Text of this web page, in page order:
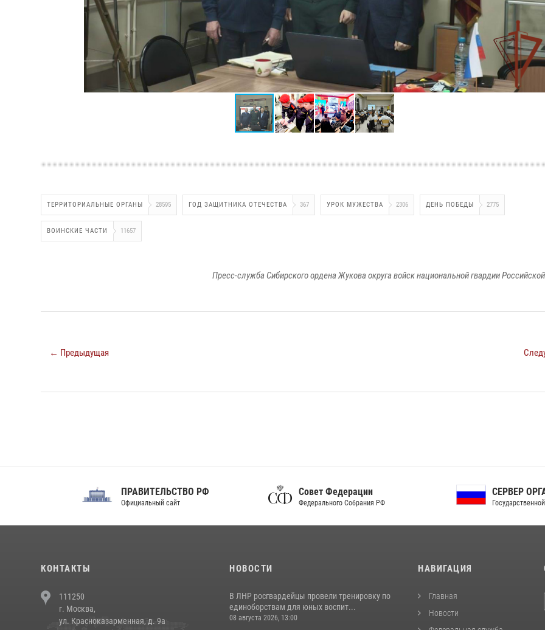
ТЕРРИТОРИАЛЬНЫЕ ОРГАНЫ 28595 ГОД ЗАЩИТНИКА ОТЕЧЕСТВА 367 УРОК МУЖЕСТВА 2306 ДЕНЬ ПОБЕДЫ 2775
ВОИНСКИЕ ЧАСТИ 11657
Пресс-служба Сибирского ордена Жукова округа войск национальной гвардии
← Предыдущая
ПРАВИТЕЛЬСТВО РФ
Официальный сайт
Совет Федерации
Федерального Собрания РФ
СЕРВЕР ОРГАНОВ
Государственной власти РФ
КОНТАКТЫ
111250
г. Москва,
ул. Красноказарменная, д. 9а
НОВОСТИ
В ЛНР росгвардейцы провели тренировку по
единоборствам для юных воспит...
08 августа 2026, 13:00
НАВИГАЦИЯ
Главная
Новости